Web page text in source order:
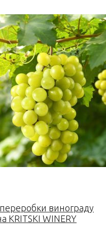
переробки винограду
KRITSKI WINERY